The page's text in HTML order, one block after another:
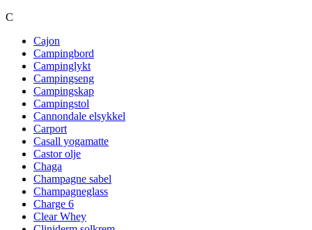
C
Cajon
Campingbord
Campinglykt
Campingseng
Campingskap
Campingstol
Cannondale elsykkel
Carport
Casall yogamatte
Castor olje
Chaga
Champagne sabel
Champagneglass
Charge 6
Clear Whey